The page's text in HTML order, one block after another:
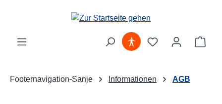
Zum Hauptinhalt springen
Footernavigation-Sanje Informationen AGB